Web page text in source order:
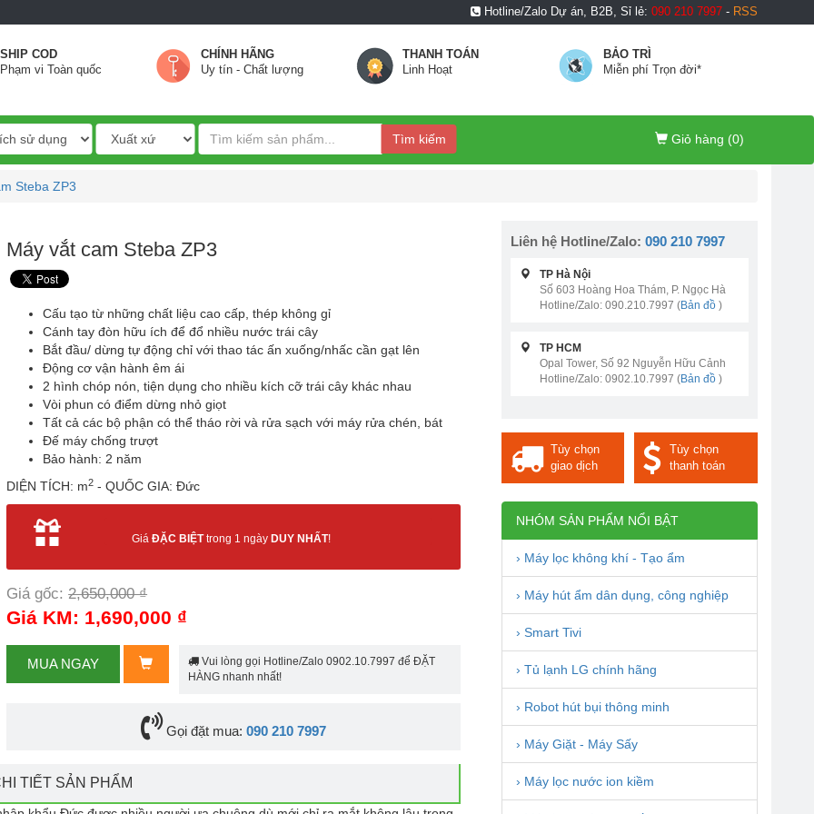
Hotline/Zalo Dự án, B2B, Sỉ lẻ: 090 210 7997 - RSS
SHIP COD
Phạm vi Toàn quốc
CHÍNH HÃNG
Uy tín - Chất lượng
THANH TOÁN
Linh Hoạt
BẢO TRÌ
Miễn phí Trọn đời*
Tìm kiếm Giỏ hàng (0)
Steba ZP3
Máy vắt cam Steba ZP3
Cấu tạo từ những chất liệu cao cấp, thép không gỉ
Cánh tay đòn hữu ích để đổ nhiều nước trái cây
Bắt đầu/ dừng tự động chỉ với thao tác ấn xuống/nhấc cần gạt lên
Động cơ vận hành êm ái
2 hình chóp nón, tiện dụng cho nhiều kích cỡ trái cây khác nhau
Vòi phun có điểm dừng nhỏ giọt
Tất cả các bộ phận có thể tháo rời và rửa sạch với máy rửa chén, bát
Đế máy chống trượt
Bảo hành: 2 năm
DIỆN TÍCH: m2 - QUỐC GIA: Đức
GiáĐẶC BIỆTtrong 1 ngày DUY NHẤT!
Giá gốc:2,650,000 ₫
Giá KM: 1,690,000 ₫
MUA NGAY
Vui lòng gọi Hotline/Zalo 0902.10.7997 để ĐẶT
HÀNG nhanh nhất!
Gọi đặt mua: 090 210 7997
TIẾT SẢN PHẨM
Liên hệ Hotline/Zalo: 090 210 7997
TP Hà Nội
Số 603 Hoàng Hoa Thám, P. Ngọc Hà
Hotline/Zalo: 090.210.7997 (Bản đồ)
TP HCM
Opal Tower, Số 92 Nguyễn Hữu Cảnh
Hotline/Zalo: 0902.10.7997 (Bản đồ)
Tùy chọn
giao dịch
Tùy chọn
thanh toán
NHÓM SẢN PHẨM NỔI BẬT
› Máy lọc không khí - Tạo ẩm
› Máy hút ẩm dân dụng, công nghiệp
› Smart Tivi
› Tủ lạnh LG chính hãng
› Robot hút bụi thông minh
› Máy Giặt - Máy Sấy
› Máy lọc nước ion kiềm